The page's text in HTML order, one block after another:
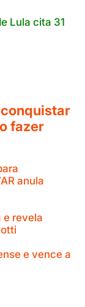
Lula cita 31
conquistar
fazer
anula
e revela
e vence a